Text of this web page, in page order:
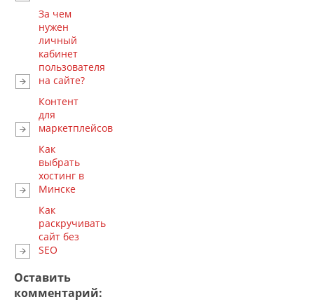
За чем
нужен
личный
кабинет
пользователя
на сайте?
Контент
для
маркетплейсов
Как
выбрать
хостинг в
Минске
Как
раскручивать
сайт без
SEO
Оставить
комментарий: